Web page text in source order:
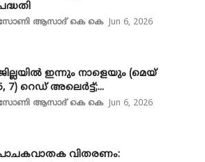
ആസാദ് കെ കെ Jun 6, 2026
ഇന്നും നാളെയും (മെയ്
7) റെഡ് അലെർട്ട്;...
ആസാദ് കെ കെ Jun 6, 2026
വിതരണം: